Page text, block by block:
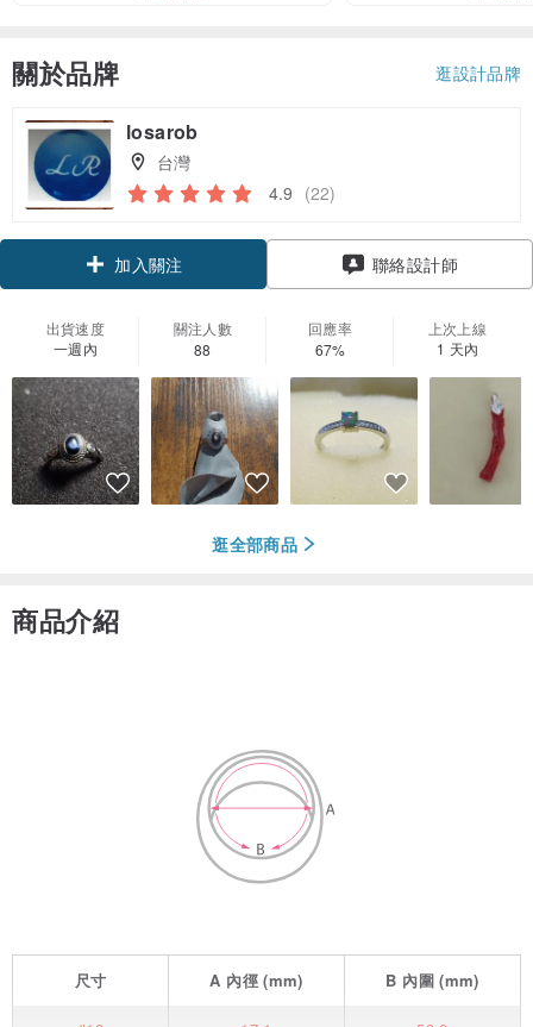
關於品牌 逛設計品牌
losarob
台灣
4.9 (22)
加入關注
聯絡設計師
出貨速度
一週內
關注人數
88
回應率
67%
上次上線
1 天內
逛全部商品
商品介紹
尺寸 A 內徑(mm) B 內圍(mm)